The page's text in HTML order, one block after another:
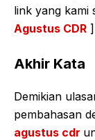
link yang kami
Agustus CDR ]
Akhir Kata
Demikian
pembahasan
agustus cdr